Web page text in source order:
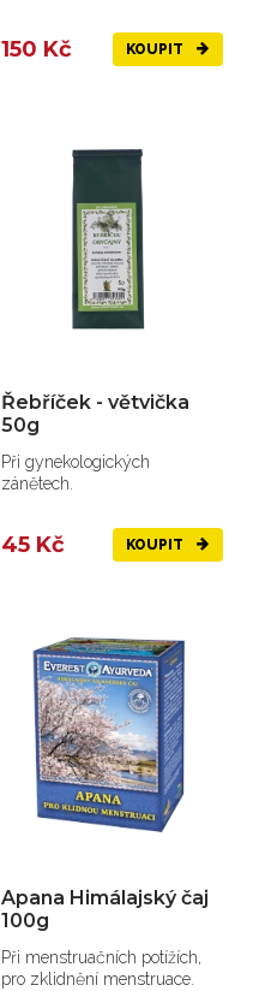
150 Kč KOUPIT
Řebříček - větvička
50g
Při gynekologických
zánětech.
45 Kč KOUPIT
Apana Himálajský čaj
100g
Při menstruačních potížích,
pro zklidnění menstruace.